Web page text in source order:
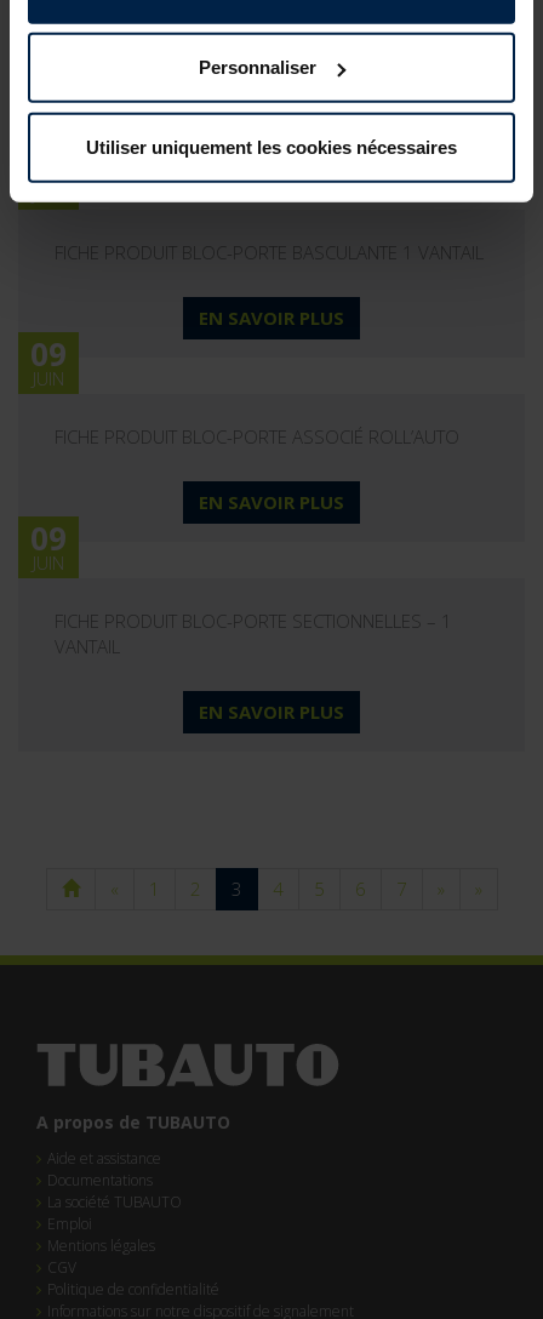
Légalement, nous pouvons stocker des cookies sur votre
fonctionnement de ce site. Pour tous les autres types de
cookies, nous avons besoin de votre autorisation. Vous
moment dans l’explication concernant les cookies sur la
Personnaliser
Utiliser uniquement les cookies nécessaires
FICHE PRODUIT BLOC-PORTE ASSOCIÉ AUX PORTES
SECTIONNELLES – 1 VANTAIL
09
FICHE PRODUIT BLOC-PORTE BASCULANTE 1 VANTAIL
EN SAVOIR PLUS
09
JUIN
FICHE PRODUIT BLOC-PORTE ASSOCIÉ ROLL’AUTO
EN SAVOIR PLUS
09
JUIN
FICHE PRODUIT BLOC-PORTE SECTIONNELLES – 1
VANTAIL
EN SAVOIR PLUS
« 1 2 3 4 5 6 7 » »
A propos de TUBAUTO
Aide et assistance
Documentations
La société TUBAUTO
Emploi
Mentions légales
CGV
Politique de confidentialité
Informations sur notre dispositif de signalement